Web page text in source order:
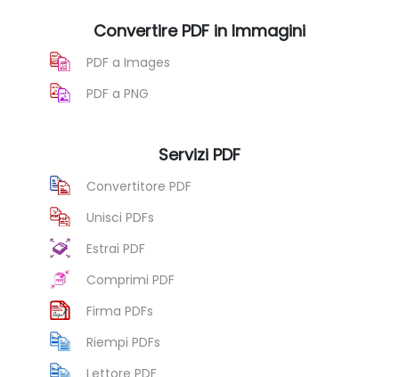
Convertire PDF in Immagini
PDF a Images
PDF a PNG
Servizi PDF
Convertitore PDF
Unisci PDFs
Estrai PDF
Comprimi PDF
Firma PDFs
Riempi PDFs